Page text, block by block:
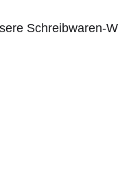
Schreibwaren-